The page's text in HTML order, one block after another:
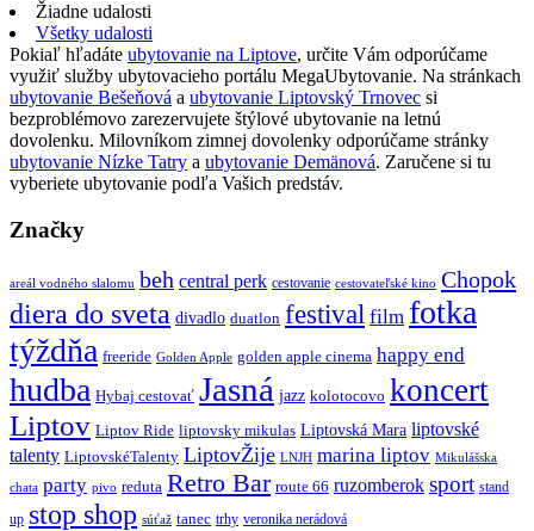
Žiadne udalosti
Všetky udalosti
Pokiaľ hľadáte ubytovanie na Liptove, určite Vám odporúčame
využiť služby ubytovacieho portálu MegaUbytovanie. Na stránkach
ubytovanie Bešeňová a ubytovanie Liptovský Trnovec si
bezproblémovo zarezervujete štýlové ubytovanie na letnú
dovolenku. Milovníkom zimnej dovolenky odporúčame stránky
ubytovanie Nízke Tatry a ubytovanie Demänová. Zaručene si tu
vyberiete ubytovanie podľa Vašich predstáv.
Značky
areál vodného slalomu beh central perk cestovanie cestovateľské kino Chopok
diera do sveta divadlo duatlon festival film fotka
týždňa freeride Golden Apple golden apple cinema happy end
hudba Hybaj cestovať Jasná jazz kolotocovo koncert
Liptov Liptov Ride liptovsky mikulas Liptovská Mara liptovské
talenty LiptovskéTalenty LiptovŽije LNJH marina liptov Mikulášska
chata party pivo reduta Retro Bar route 66 ruzomberok sport stand
up stop shop súťaž tanec trhy veronika nerádová